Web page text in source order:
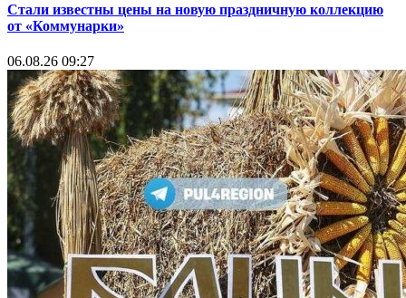
Стали известны цены на новую праздничную коллекцию
от «Коммунарки»
06.08.26 09:27